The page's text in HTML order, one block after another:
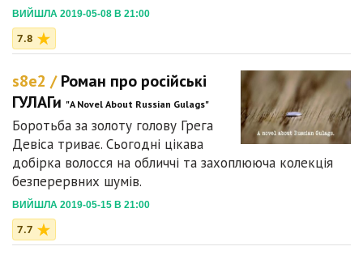
ВИЙШЛА 2019-05-08 В 21:00
7.8
s8e2 /Роман про російські
ГУЛАГи "A Novel About Russian Gulags"
Боротьба за золоту голову Грега
Девіса триває. Сьогодні цікава
добірка волосся на обличчі та захоплююча колекція
безперервних шумів.
ВИЙШЛА 2019-05-15 В 21:00
7.7